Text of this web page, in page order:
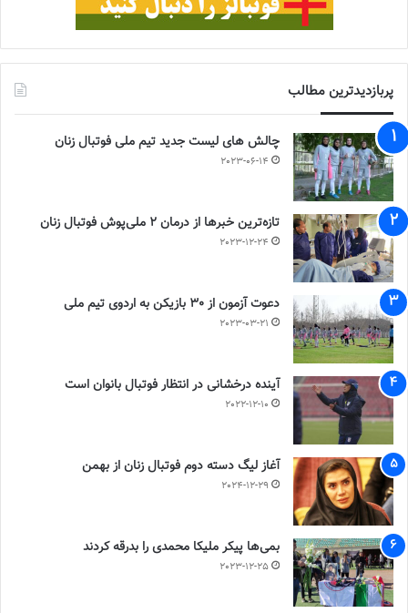
پربازدیدترین مطالب
چالش هاى ليست جدید تيم ملى فوتبال زنان
2023-06-14
تازه‌ترین خبرها از درمان ۲ ملی‌پوش فوتبال زنان
2023-12-24
دعوت آزمون از 30 بازیکن به اردوی تیم ملی
2023-03-21
آینده درخشانی در انتظار فوتبال بانوان است
2022-12-10
آغاز لیگ دسته دوم فوتبال زنان از بهمن
2024-12-29
بمی‌ها پیکر ملیکا محمدی را بدرقه کردند
2023-12-25